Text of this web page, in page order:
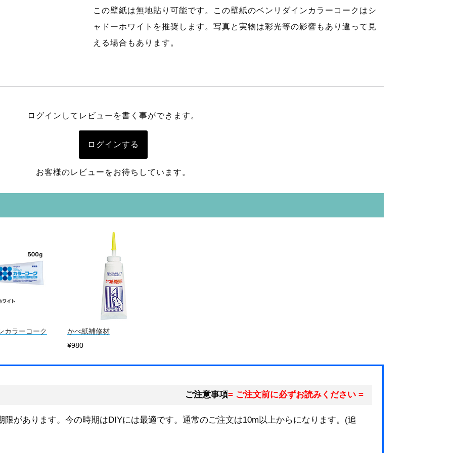
この壁紙は無地貼り可能です。この壁紙のベンリダインカラーコークはシ
ャドーホワイトを推奨します。写真と実物は彩光等の影響もあり違って見
える場合もあります。
ログインしてレビューを書く事ができます。
ログインする
お客様のレビューをお待ちしています。
カラーコーク
かべ紙補修材
¥980
ご注意事項= ご注文前に必ずお読みください =
があります。今の時期はDIYには最適です。通常のご注文は10m以上からになります。(追